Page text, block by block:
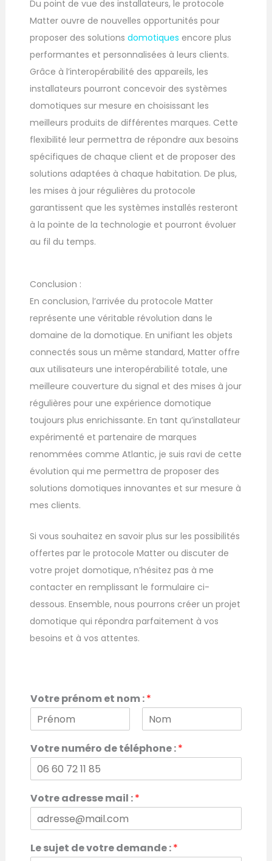
Du point de vue des installateurs, le protocole
Matter ouvre de nouvelles opportunités pour
proposer des solutionsdomotiques encore plus
performantes et personnalisées à leurs clients.
Grâce à l’interopérabilité des appareils, les
installateurs pourront concevoir des systèmes
domotiques sur mesure en choisissant les
meilleurs produits de différentes marques. Cette
flexibilité leur permettra de répondre aux besoins
spécifiques de chaque client et de proposer des
solutions adaptées à chaque habitation. De plus,
les mises à jour régulières du protocole
garantissent que les systèmes installés resteront
à la pointe de la technologie et pourront évoluer
au fil du temps.
Conclusion :
En conclusion, l’arrivée du protocole Matter
représente une véritable révolution dans le
domaine de la domotique. En unifiant les objets
connectés sous un même standard, Matter offre
aux utilisateurs une interopérabilité totale, une
meilleure couverture du signal et des mises à jour
régulières pour une expérience domotique
toujours plus enrichissante. En tant qu’installateur
expérimenté et partenaire de marques
renommées comme Atlantic, je suis ravi de cette
évolution qui me permettra de proposer des
solutions domotiques innovantes et sur mesure à
mes clients.
Si vous souhaitez en savoir plus sur les possibilités
offertes par le protocole Matter ou discuter de
votre projet domotique, n’hésitez pas à me
contacter en remplissant le formulaire ci-
dessous. Ensemble, nous pourrons créer un projet
domotique qui répondra parfaitement à vos
besoins et à vos attentes.
Votre prénom et nom :*
P
r
é
m
N
o
m
Votre numéro de téléphone :*
*
*
u
é
Votre adresse mail :*
Le sujet de votre demande :*